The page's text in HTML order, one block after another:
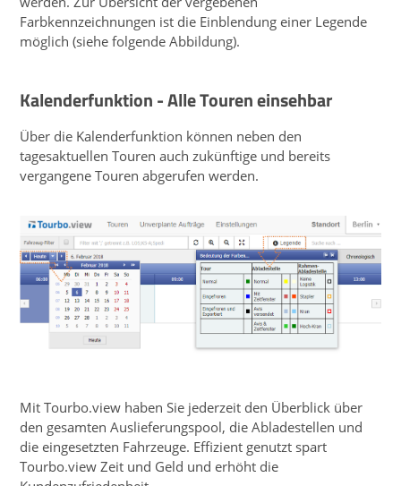
Farbkennzeichnungen ist die Einblendung einer Legende
möglich (siehe folgende Abbildung).
Kalenderfunktion - Alle Touren einsehbar
Über die Kalenderfunktion können neben den
tagesaktuellen Touren auch zukünftige und bereits
vergangene Touren abgerufen werden.
Mit Tourbo.view haben Sie jederzeit den Überblick über
den gesamten Auslieferungspool, die Abladestellen und
die eingesetzten Fahrzeuge. Effizient genutzt spart
Tourbo.view Zeit und Geld und erhöht die